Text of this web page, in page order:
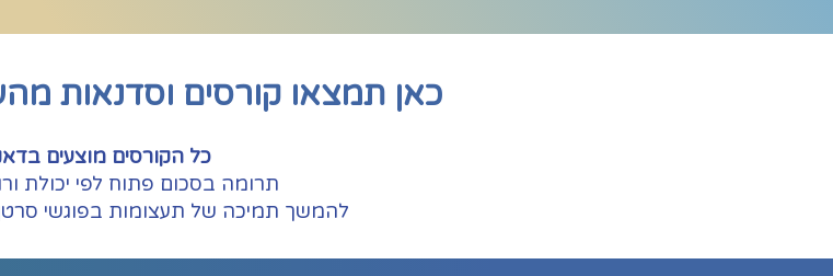
כאן תמצאו קורסים וסדנאות
כל הקורסים מוצעים
תרומה בסכום פתוח לפי יכולת
להמשך תמיכה של תעצומות בפוגשי